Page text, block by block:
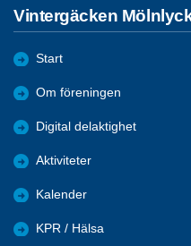
Vintergäcken
Start
Om föreningen
Digital delaktighet
Aktiviteter
Kalender
KPR / Hälsa